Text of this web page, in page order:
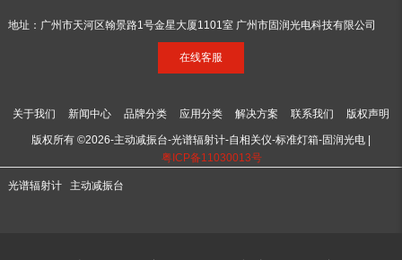
地址：广州市天河区翰景路1号金星大厦1101室 广州市固润光电科技有限公司
在线客服
关于我们 新闻中心 品牌分类 应用分类 解决方案 联系我们 版权声明
版权所有 ©2026-主动减振台-光谱辐射计-自相关仪-标准灯箱-固润光电 |
粤ICP备11030013号
光谱辐射计 主动减振台